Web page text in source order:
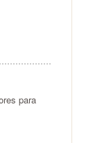
para